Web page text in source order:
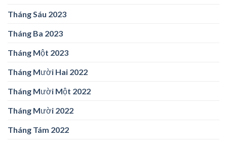
Tháng Sáu 2023
Tháng Ba 2023
Tháng Một 2023
Tháng Mười Hai 2022
Tháng Mười Một 2022
Tháng Mười 2022
Tháng Tám 2022